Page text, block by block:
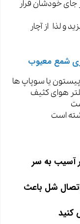
جای خودشان قرار
لذا از آچار
شمع معیوب
یا سوپاپ ها
هوای کثیف
است
آسیب به سر
شل باعث